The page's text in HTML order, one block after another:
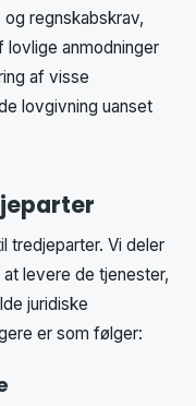
regnskabskrav,
anmodninger
af visse
lovgivning uanset
tredjeparter. Vi deler
levere de tjenester,
juridiske
er som følger: